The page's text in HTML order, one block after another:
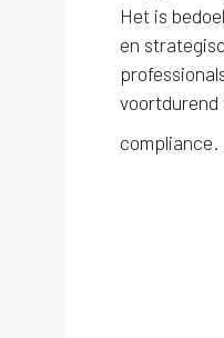
Het is
en
voortdurend
compliance.